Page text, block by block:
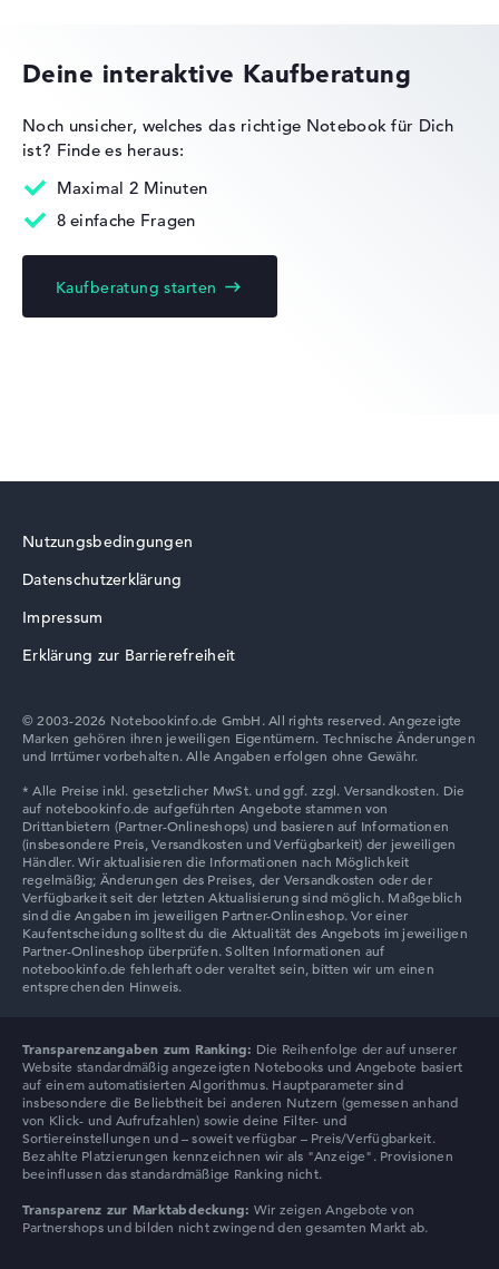
Lenovo Yoga
Lenovo Chromebook
Lenovo LOQ
Deine interaktive Kaufberatung
Noch unsicher, welches das richtige Notebook für Dich
ist? Finde es heraus:
Maximal 2 Minuten
8 einfache Fragen
Kaufberatung starten
Nutzungsbedingungen
Datenschutzerklärung
Impressum
Erklärung zur Barrierefreiheit
© 2003-2026 Notebookinfo.de GmbH. All rights reserved. Angezeigte
Marken gehören ihren jeweiligen Eigentümern. Technische Änderungen
und Irrtümer vorbehalten. Alle Angaben erfolgen ohne Gewähr.
Transparenzangaben zum Ranking: Die Reihenfolge der auf unserer
Website standardmäßig angezeigten Notebooks und Angebote basiert
auf einem automatisierten Algorithmus. Hauptparameter sind
insbesondere die Beliebtheit bei anderen Nutzern (gemessen anhand
von Klick- und Aufrufzahlen) sowie deine Filter- und
Sortiereinstellungen und – soweit verfügbar – Preis/Verfügbarkeit.
Bezahlte Platzierungen kennzeichnen wir als "Anzeige". Provisionen
beeinflussen das standardmäßige Ranking nicht.
Transparenz zur Marktabdeckung: Wir zeigen Angebote von
Partnershops und bilden nicht zwingend den gesamten Markt ab.